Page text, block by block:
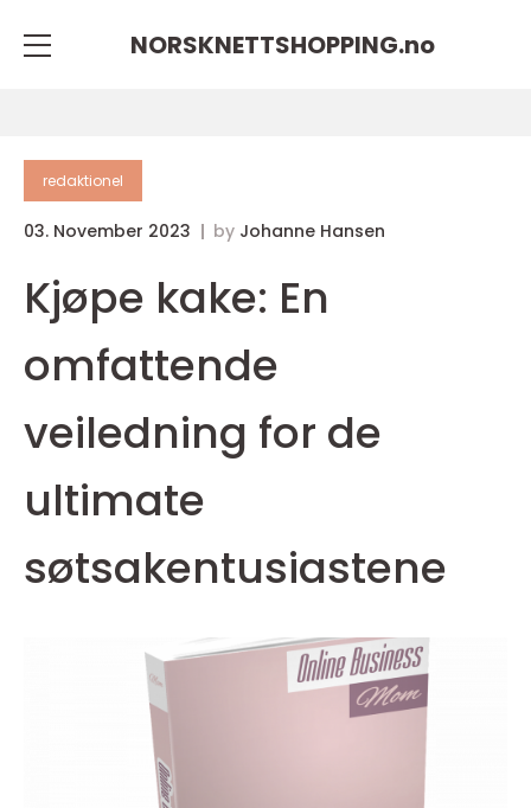
NORSKNETTSHOPPING.no
redaktionel
03. November 2023 by Johanne Hansen
Kjøpe kake: En
omfattende
veiledning for de
ultimate
søtsakentusiastene